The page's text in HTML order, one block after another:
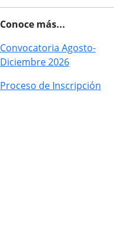
Conoce más...
Convocatoria Agosto-
Diciembre 2026
Proceso de Inscripción